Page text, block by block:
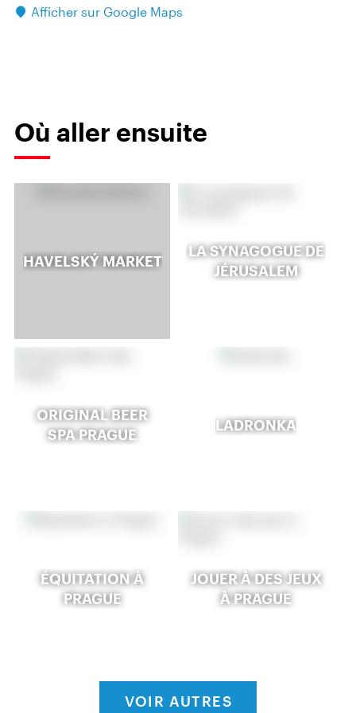
Afficher sur Google Maps
Où aller ensuite
HAVELSKÝ MARKET
LA SYNAGOGUE DE
JÉRUSALEM
ORIGINAL BEER
SPA PRAGUE
LADRONKA
ÉQUITATION À
PRAGUE
JOUER À DES JEUX
À PRAGUE
VOIR AUTRES